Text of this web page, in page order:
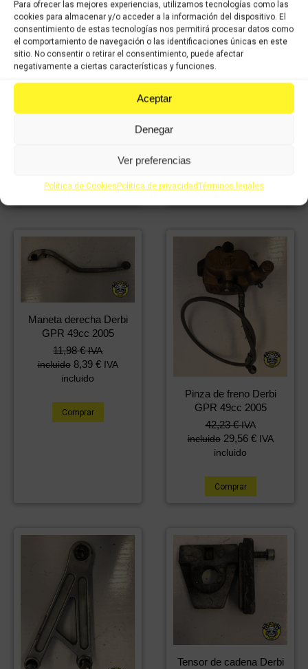
Para ofrecer las mejores experiencias, utilizamos tecnologías como las
cookies para almacenar y/o acceder a la información del dispositivo. El
consentimiento de estas tecnologías nos permitirá procesar datos como
el comportamiento de navegación o las identificaciones únicas en este
sitio. No consentir o retirar el consentimiento, puede afectar
negativamente a ciertas características y funciones.
Aceptar
Denegar
Ver preferencias
Política de CookiesPolítica de privacidadTérminos legales
Comprar
Maneta derecha Derbi
GPR 49cc 2005
11,98€ IVA
incluido 8,39 € IVA
incluido
Comprar
Pinza de freno Derbi
GPR 49cc 2005
42,23€ IVA
incluido 29,56 € IVA
incluido
Comprar
Tensor de cadena Derbi